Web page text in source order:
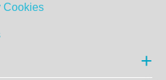
Cookies